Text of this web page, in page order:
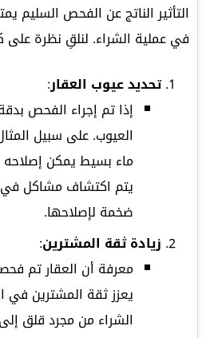
التأثير الناتج عن الفحص السليم
في عملية الشراء. لنلقِ نظرة
تحديد عيوب العقار:
إذا تم إجراء الفحص
العيوب. على سبيل
ماء بسيط يمكن
يتم اكتشاف مشاكل
ضخمة لإصلاحها.
زيادة ثقة المشترين:
معرفة أن العقار تم
يعزز ثقة المشترين في
الشراء من مجرد قلق